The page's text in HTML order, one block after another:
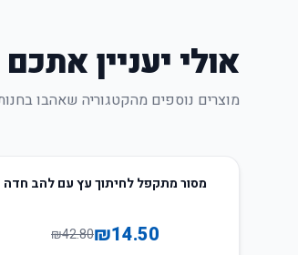
אולי יעניין
מוצרים נוספים מהקטגוריה שאהבו
66מסור מתקפל לחיתוך עץ עם להב חדה
₪14.50
₪42.80